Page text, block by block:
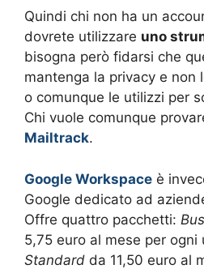
Quindi chi non ha un
dovrete utilizzare uno
bisogna però fidarsi che
mantenga la privacy e non
o comunque le utilizzi per
Chi vuole comunque
Mailtrack.
Google Workspace è
Google dedicato ad
Offre quattro pacchetti:
5,75 euro al mese per ogni
Standard da 11,50 euro al